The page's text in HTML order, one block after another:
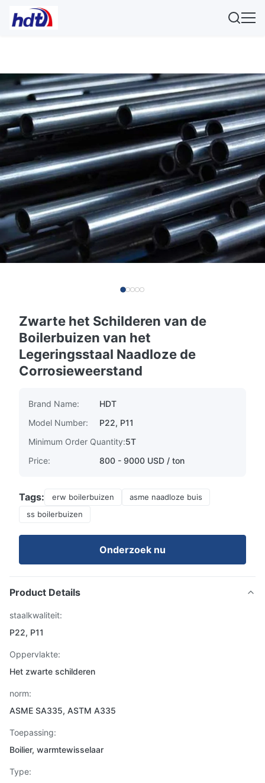
Zwarte het Schilderen van de
Boilerbuizen van het
Legeringsstaal Naadloze de
Corrosieweerstand
Brand Name:
HDT
Model Number:
P22, P11
Minimum Order Quantity:5T
Price:
800 - 9000 USD / ton
Tags: erw boilerbuizen
asme naadloze buis
ss boilerbuizen
Onderzoek nu
Product Details
staalkwaliteit:
P22, P11
Oppervlakte:
Het zwarte schilderen
norm:
ASME SA335, ASTM A335
Toepassing:
Boilier, warmtewisselaar
Type: